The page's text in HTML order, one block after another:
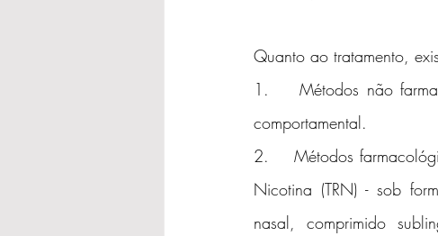
Quanto ao tratamento,
1.    Métodos não
comportamental.
2.    Métodos
Nicotina (TRN) - sob
nasal, comprimido